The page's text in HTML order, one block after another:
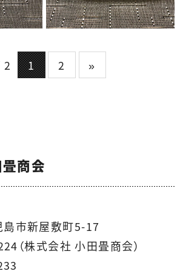
2 1 2 »
商会
市新屋敷町5-17
（株式会社 小田畳商会）